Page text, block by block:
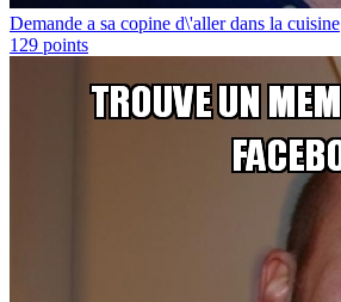
Demande a sa copine d\'aller dans la cuisine
129 points